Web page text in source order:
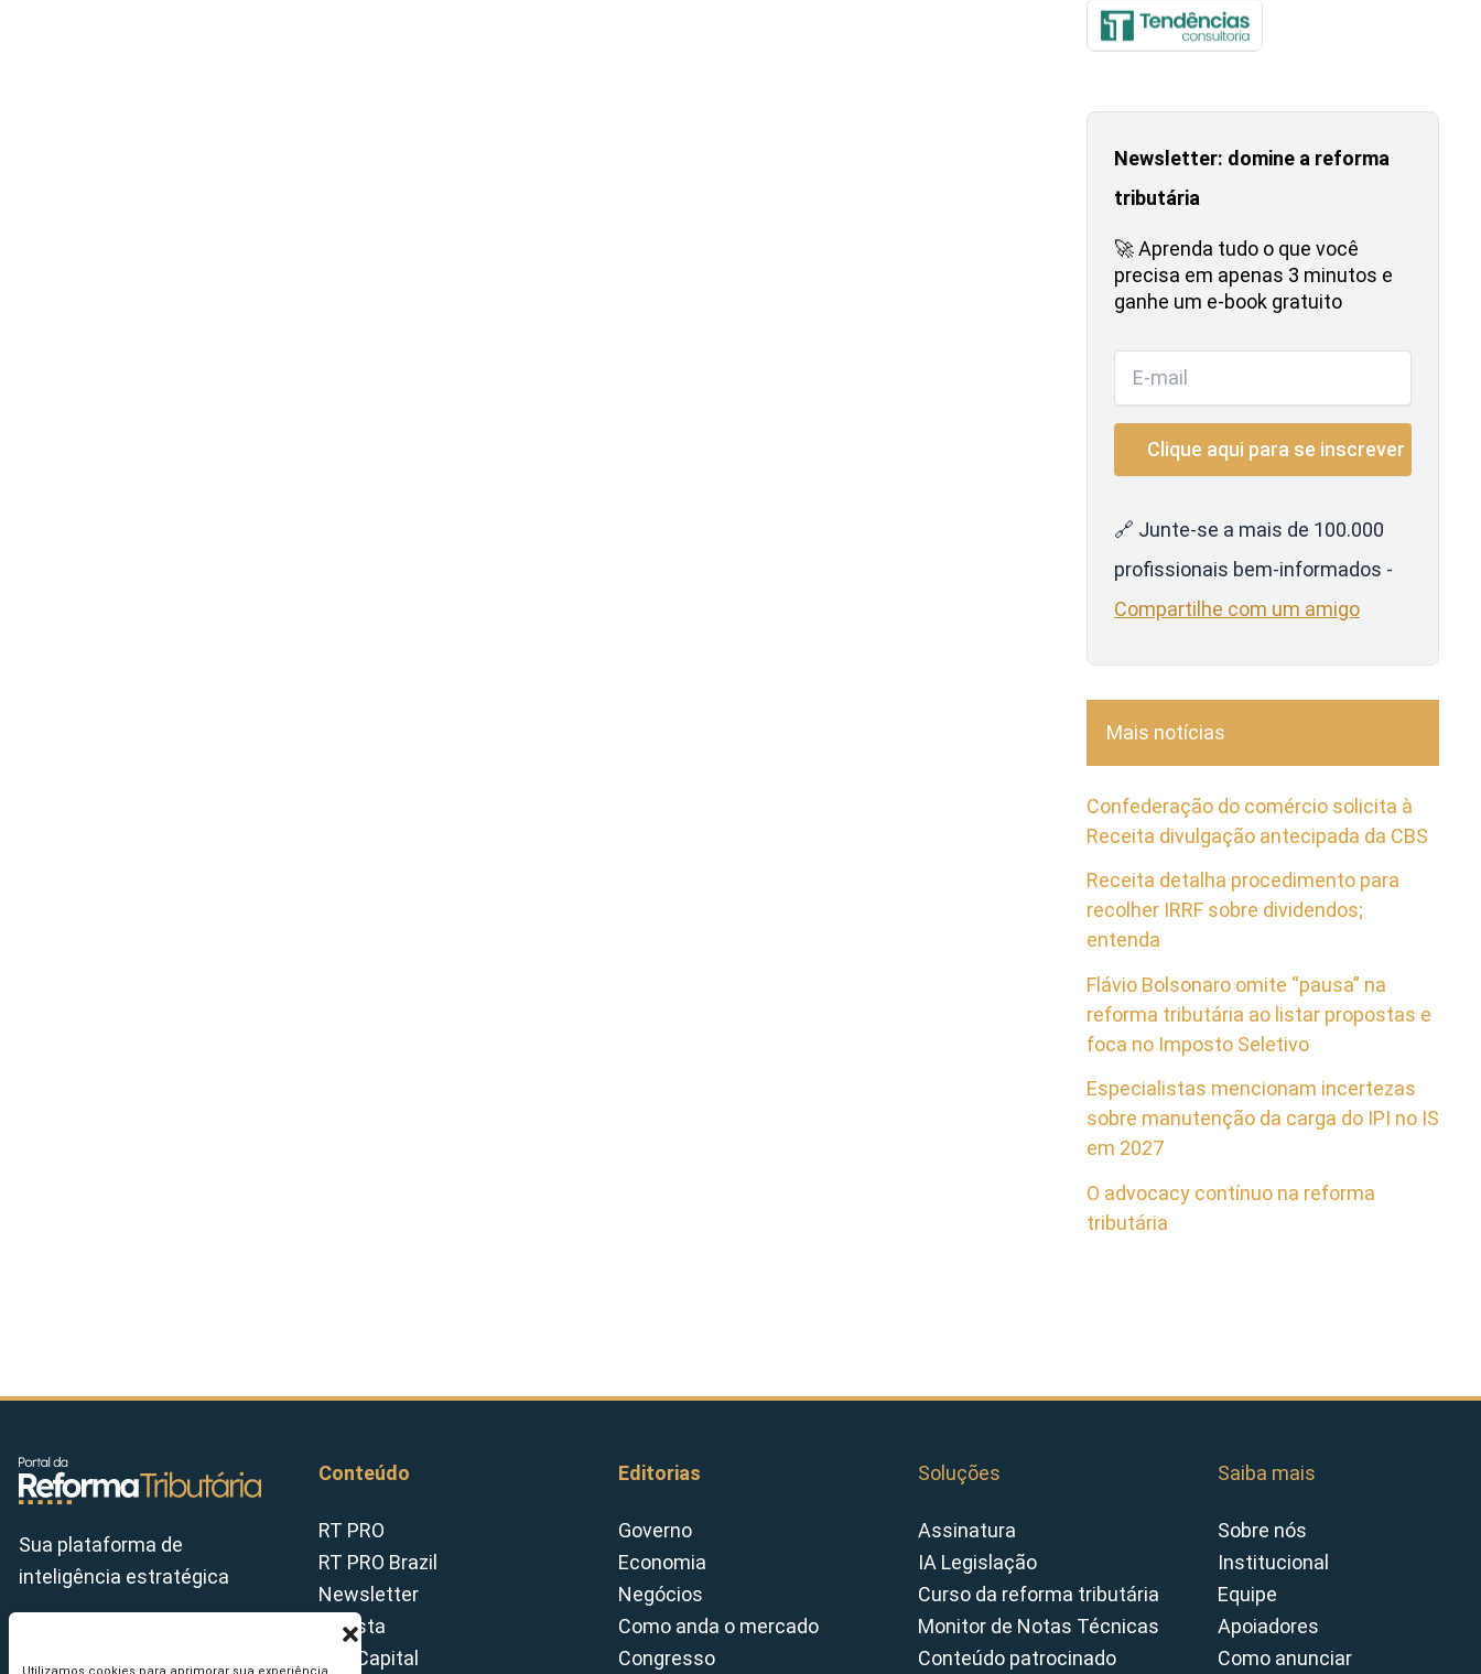
Newsletter: domine a reforma
tributária
🚀 Aprenda tudo o que você
precisa em apenas 3 minutos e
ganhe um e-book gratuito
🔗 Junte-se a mais de 100.000
profissionais bem-informados -
Compartilhe com um amigo
Mais notícias
Confederação do comércio solicita à
Receita divulgação antecipada da CBS
Receita detalha procedimento para
recolher IRRF sobre dividendos;
entenda
Flávio Bolsonaro omite “pausa” na
reforma tributária ao listar propostas e
foca no Imposto Seletivo
Especialistas mencionam incertezas
sobre manutenção da carga do IPI no IS
em 2027
O advocacy contínuo na reforma
tributária
Sua plataforma de
inteligência estratégica
Conteúdo
RT PRO
RT PRO Brazil
Newsletter
Revista
Tax Capital
Editorias
Governo
Economia
Negócios
Como anda o mercado
Congresso
Soluções
Assinatura
IA Legislação
Curso da reforma tributária
Monitor de Notas Técnicas
Conteúdo patrocinado
Saiba mais
Sobre nós
Institucional
Equipe
Apoiadores
Como anunciar